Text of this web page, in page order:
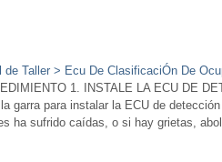
de Taller > Ecu De ClasificaciÓn De
1. INSTALE LA ECU DE
garra para instalar la ECU de
ha sufrido caídas, o si hay grietas,